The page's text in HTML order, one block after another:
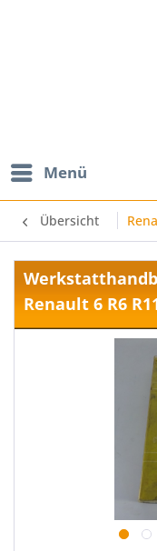
Menü
Übersicht
Renault 6 R6